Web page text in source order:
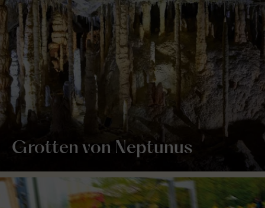
Grotten von Neptunus